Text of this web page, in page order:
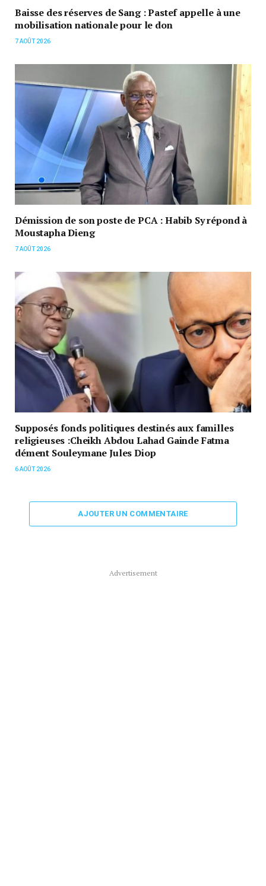
Baisse des réserves de Sang : Pastef appelle à une
mobilisation nationale pour le don
7 AOÛT 2026
Démission de son poste de PCA : Habib Sy répond à
Moustapha Dieng
7 AOÛT 2026
Supposés fonds politiques destinés aux familles
religieuses :Cheikh Abdou Lahad Gainde Fatma
dément Souleymane Jules Diop
6 AOÛT 2026
AJOUTER UN COMMENTAIRE
Advertisement